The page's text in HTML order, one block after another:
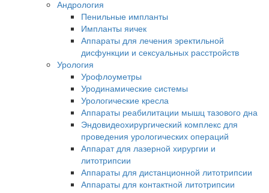
Андрология
Пенильные импланты
Импланты яичек
Аппараты для лечения эректильной
дисфункции и сексуальных расстройств
Урология
Урофлоуметры
Уродинамические системы
Урологические кресла
Аппараты реабилитации мышц тазового дна
Эндовидеохирургический комплекс для
проведения урологических операций
Аппарат для лазерной хирургии и
литотрипсии
Аппараты для дистанционной литотрипсии
Аппараты для контактной литотрипсии